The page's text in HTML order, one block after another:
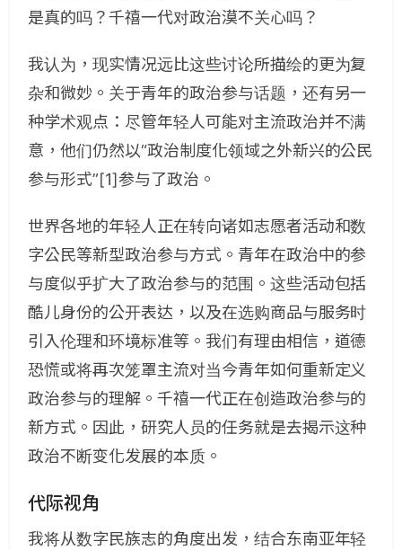
是真的吗？千禧一代对政治漠不关心吗？
我认为，现实情况远比这些讨论所描绘的更为复
杂和微妙。关于青年的政治参与话题，还有另一
种学术观点：尽管年轻人可能对主流政治并不满
意，他们仍然以“政治制度化领域之外新兴的公民
参与形式”[1]参与了政治。
世界各地的年轻人正在转向诸如志愿者活动和数
字公民等新型政治参与方式。青年在政治中的参
与度似乎扩大了政治参与的范围。这些活动包括
酷儿身份的公开表达，以及在选购商品与服务时
引入伦理和环境标准等。我们有理由相信，道德
恐慌或将再次笼罩主流对当今青年如何重新定义
政治参与的理解。千禧一代正在创造政治参与的
新方式。因此，研究人员的任务就是去揭示这种
政治不断变化发展的本质。
代际视角
我将从数字民族志的角度出发，结合东南亚年轻